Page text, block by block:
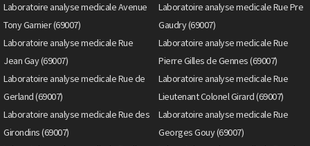
Laboratoire analyse medicale Avenue
Tony Garnier (69007)
Laboratoire analyse medicale Rue Pre
Gaudry (69007)
Laboratoire analyse medicale Rue
Jean Gay (69007)
Laboratoire analyse medicale Rue
Pierre Gilles de Gennes (69007)
Laboratoire analyse medicale Rue de
Gerland (69007)
Laboratoire analyse medicale Rue
Lieutenant Colonel Girard (69007)
Laboratoire analyse medicale Rue des
Girondins (69007)
Laboratoire analyse medicale Rue
Georges Gouy (69007)